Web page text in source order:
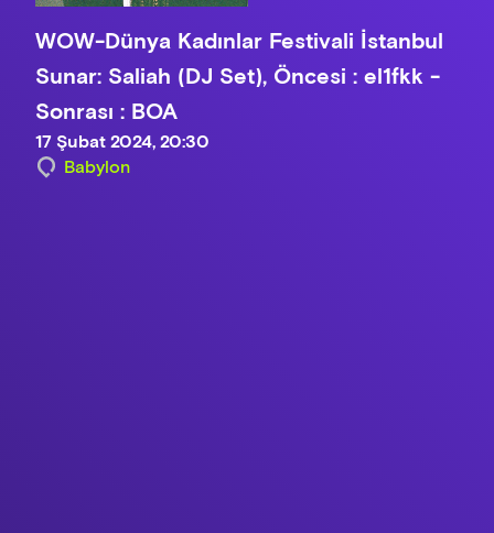
WOW-Dünya Kadınlar Festivali İstanbul
Sunar: Saliah (DJ Set), Öncesi : el1fkk -
Sonrası : BOA
17 Şubat 2024, 20:30
Babylon